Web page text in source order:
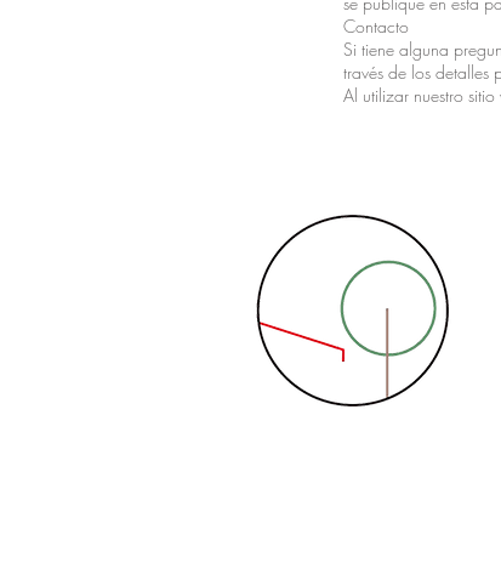
Contacto
Si tiene alguna
través de los
Al utilizar nuestro